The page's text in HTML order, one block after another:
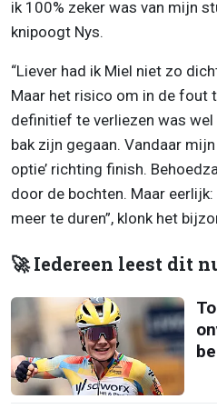
ik 100% zeker was van mijn
knipoogt Nys.
“Liever had ik Miel niet zo
Maar het risico om in de fout
definitief te verliezen was
bak zijn gegaan. Vandaar
optie’ richting finish.
door de bochten. Maar
meer te duren”, klonk het
🚀 Iedereen leest dit